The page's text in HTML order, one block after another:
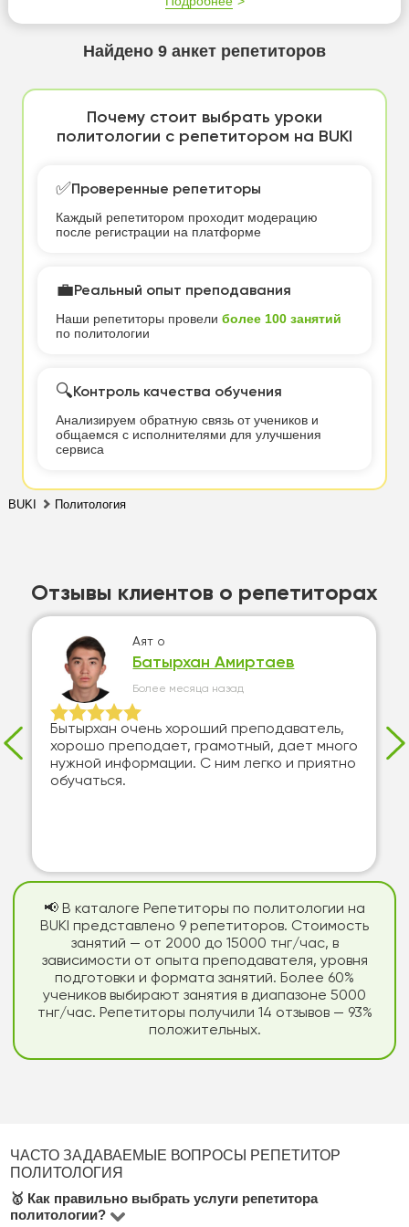
Найдено 9 анкет репетиторов
Почему стоит выбрать уроки
политологии с репетитором на BUKI
✅Проверенные репетиторы
Каждый репетитором проходит модерацию
после регистрации на платформе
💼Реальный опыт преподавания
Наши репетиторы провели более 100 занятий
по политологии
🔍Контроль качества обучения
Анализируем обратную связь от учеников и
общаемся с исполнителями для улучшения
сервиса
BUKI Политология
Отзывы клиентов о репетиторах
Аят о
Батырхан Амиртаев
Более месяца назад
Бытырхан очень хороший преподаватель,
хорошо преподает, грамотный, дает много
нужной информации. С ним легко и приятно
обучаться.
📢 В каталоге Репетиторы по политологии на
BUKI представлено 9 репетиторов. Стоимость
занятий — от 2000 до 15000 тнг/час, в
зависимости от опыта преподавателя, уровня
подготовки и формата занятий. Более 60%
учеников выбирают занятия в диапазоне 5000
тнг/час. Репетиторы получили 14 отзывов — 93%
положительных.
ЧАСТО ЗАДАВАЕМЫЕ ВОПРОСЫ РЕПЕТИТОР
ПОЛИТОЛОГИЯ
🥇 Как правильно выбрать услуги репетитора
политологии?